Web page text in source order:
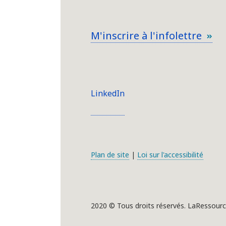
M'inscrire à l'infolettre
LinkedIn
Plan de site | Loi sur l'accessibilité
2020 © Tous droits réservés.